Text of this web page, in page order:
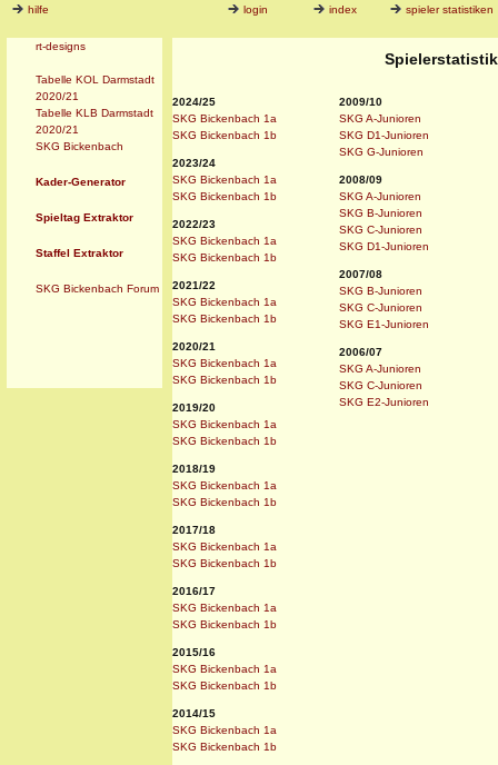
hilfe login index spieler statistiken
rt-designs
Tabelle KOL Darmstadt
2020/21
Tabelle KLB Darmstadt
2020/21
SKG Bickenbach
Kader-Generator
Spieltag Extraktor
Staffel Extraktor
SKG Bickenbach Forum
2024/25
SKG Bickenbach 1a
SKG Bickenbach 1b
2023/24
SKG Bickenbach 1a
SKG Bickenbach 1b
2022/23
SKG Bickenbach 1a
SKG Bickenbach 1b
2021/22
SKG Bickenbach 1a
SKG Bickenbach 1b
2020/21
SKG Bickenbach 1a
SKG Bickenbach 1b
2019/20
SKG Bickenbach 1a
SKG Bickenbach 1b
2018/19
SKG Bickenbach 1a
SKG Bickenbach 1b
2017/18
SKG Bickenbach 1a
SKG Bickenbach 1b
2016/17
SKG Bickenbach 1a
SKG Bickenbach 1b
2015/16
SKG Bickenbach 1a
SKG Bickenbach 1b
2014/15
SKG Bickenbach 1a
SKG Bickenbach 1b
2009/10
SKG A-Junioren
SKG D1-Junioren
SKG G-Junioren
2008/09
SKG A-Junioren
SKG B-Junioren
SKG C-Junioren
SKG D1-Junioren
2007/08
SKG B-Junioren
SKG C-Junioren
SKG E1-Junioren
2006/07
SKG A-Junioren
SKG C-Junioren
SKG E2-Junioren